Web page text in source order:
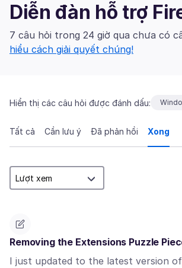
Diễn đàn hỗ trợ
7 câu hỏi trong 24 giờ qua chưa có
hiểu cách giải quyết chúng!
Hiển thị các câu hỏi được đánh dấu:
Tất cả Cần lưu ý Đã phản hồi Xong
Removing the Extensions Puzzle
I just updated to the latest version